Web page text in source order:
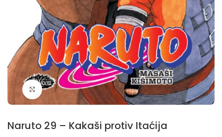
Klikni da povečaš
Naruto 29 – Kakaši protiv Itaćija